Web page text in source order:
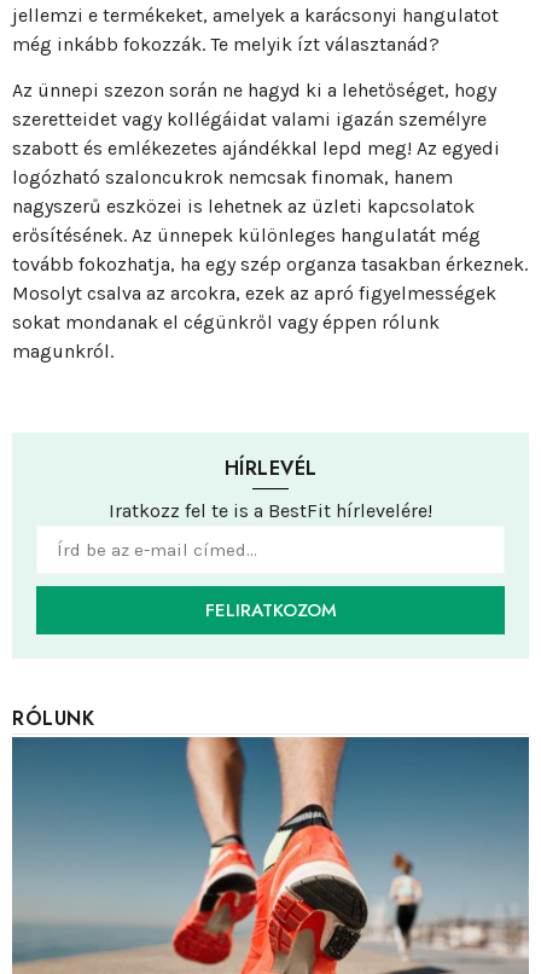
HÍRLEVÉL
Iratkozz fel te is a BestFit hírlevelére!
FELIRATKOZOM
jellemzi e termékeket, amelyek a karácsonyi hangulatot
még inkább fokozzák. Te melyik ízt választanád?
Az ünnepi szezon során ne hagyd ki a lehetőséget, hogy
szeretteidet vagy kollégáidat valami igazán személyre
szabott és emlékezetes ajándékkal lepd meg! Az egyedi
logózható szaloncukrok nemcsak finomak, hanem
nagyszerű eszközei is lehetnek az üzleti kapcsolatok
erősítésének. Az ünnepek különleges hangulatát még
tovább fokozhatja, ha egy szép organza tasakban érkeznek.
Mosolyt csalva az arcokra, ezek az apró figyelmességek
sokat mondanak el cégünkről vagy éppen rólunk
magunkról.
RÓLUNK